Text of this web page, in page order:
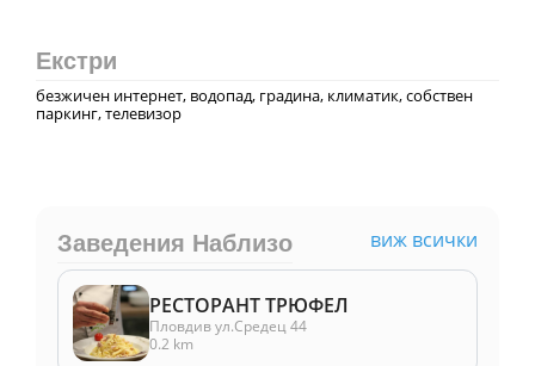
Екстри
безжичен интернет, водопад, градина, климатик, собствен
паркинг, телевизор
Заведения Наблизо виж всички
РЕСТОРАНТ ТРЮФЕЛ
Пловдив ул.Средец 44
0.2 km